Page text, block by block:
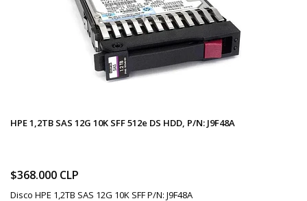
HPE 1,2TB SAS 12G 10K SFF 512e DS HDD, P/N: J9F48A
$368.000 CLP
Disco HPE 1,2TB SAS 12G 10K SFF P/N: J9F48A